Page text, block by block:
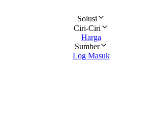
Solusi
Ciri-Ciri
Harga
Sumber
Log Masuk